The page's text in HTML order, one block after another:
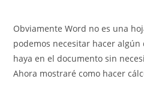
entrada:
Obviamente Word no es una
podemos necesitar hacer
haya en el documento sin
Ahora mostraré como hacer